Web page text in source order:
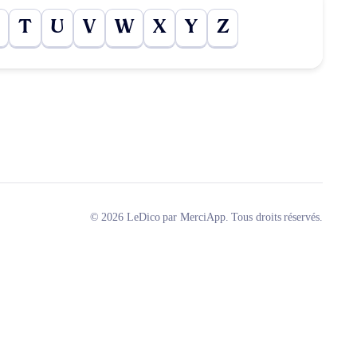
T U V W X Y Z
© 2026 LeDico par MerciApp. Tous droits réservés.